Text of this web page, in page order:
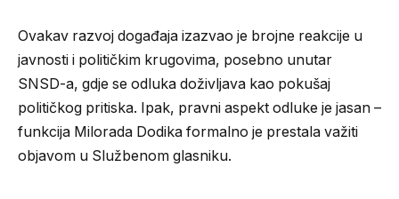
Ovakav razvoj događaja izazvao je brojne reakcije u
javnosti i političkim krugovima, posebno unutar
SNSD-a, gdje se odluka doživljava kao pokušaj
političkog pritiska. Ipak, pravni aspekt odluke je jasan –
funkcija Milorada Dodika formalno je prestala važiti
objavom u Službenom glasniku.